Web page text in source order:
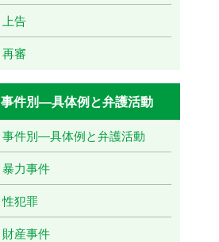
上告
再審
事件別―具体例と弁護活動
事件別―具体例と弁護活動
暴力事件
性犯罪
財産事件